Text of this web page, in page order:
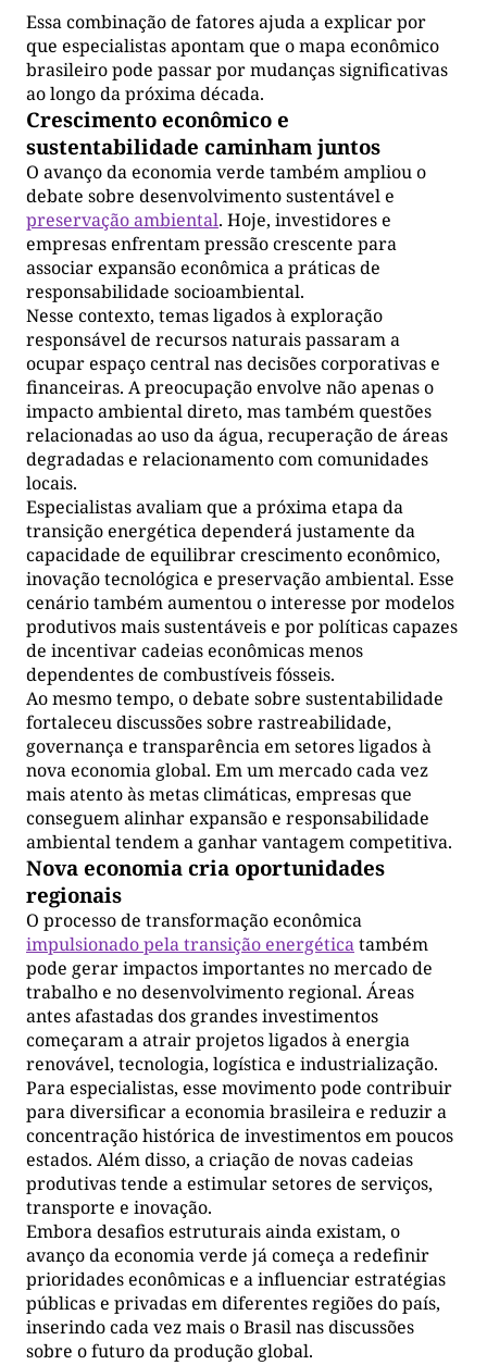
Essa combinação de fatores ajuda a explicar por
que especialistas apontam que o mapa econômico
brasileiro pode passar por mudanças significativas
ao longo da próxima década.
Crescimento econômico e
sustentabilidade caminham juntos
O avanço da economia verde também ampliou o
debate sobre desenvolvimento sustentável e
preservação ambiental. Hoje, investidores e
empresas enfrentam pressão crescente para
associar expansão econômica a práticas de
responsabilidade socioambiental.
Nesse contexto, temas ligados à exploração
responsável de recursos naturais passaram a
ocupar espaço central nas decisões corporativas e
financeiras. A preocupação envolve não apenas o
impacto ambiental direto, mas também questões
relacionadas ao uso da água, recuperação de áreas
degradadas e relacionamento com comunidades
locais.
Especialistas avaliam que a próxima etapa da
transição energética dependerá justamente da
capacidade de equilibrar crescimento econômico,
inovação tecnológica e preservação ambiental. Esse
cenário também aumentou o interesse por modelos
produtivos mais sustentáveis e por políticas capazes
de incentivar cadeias econômicas menos
dependentes de combustíveis fósseis.
Ao mesmo tempo, o debate sobre sustentabilidade
fortaleceu discussões sobre rastreabilidade,
governança e transparência em setores ligados à
nova economia global. Em um mercado cada vez
mais atento às metas climáticas, empresas que
conseguem alinhar expansão e responsabilidade
ambiental tendem a ganhar vantagem competitiva.
Nova economia cria oportunidades
regionais
O processo de transformação econômica
impulsionado pela transição energéticatambém
pode gerar impactos importantes no mercado de
trabalho e no desenvolvimento regional. Áreas
antes afastadas dos grandes investimentos
começaram a atrair projetos ligados à energia
renovável, tecnologia, logística e industrialização.
Para especialistas, esse movimento pode contribuir
para diversificar a economia brasileira e reduzir a
concentração histórica de investimentos em poucos
estados. Além disso, a criação de novas cadeias
produtivas tende a estimular setores de serviços,
transporte e inovação.
Embora desafios estruturais ainda existam, o
avanço da economia verde já começa a redefinir
prioridades econômicas e a influenciar estratégias
públicas e privadas em diferentes regiões do país,
inserindo cada vez mais o Brasil nas discussões
sobre o futuro da produção global.